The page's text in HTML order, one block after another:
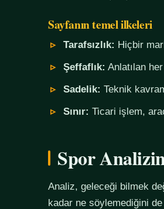
Sayfanın temel ilkeleri
Tarafsızlık: Hiçbir
Şeffaflık: Anlatılan
Sadelik: Teknik
Sınır: Ticari işlem,
Spor
Analiz, geleceği bilmek
kadar ne söylemediğini de